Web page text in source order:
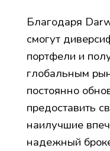
Благодаря
смогут
портфели и
глобальным
постоянно
предоставить
наилучшие
надежный